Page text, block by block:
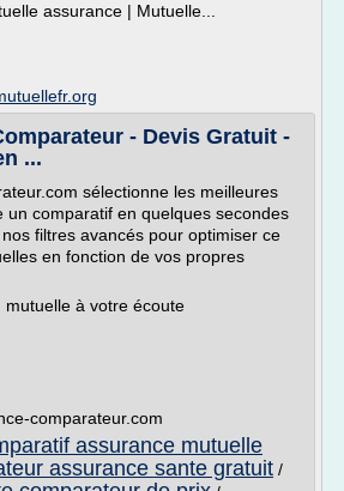
assurance | Mutuelle...
- Devis Gratuit -
...
sélectionne les meilleures
un comparatif en quelques secondes
filtres avancés pour optimiser ce
en fonction de vos propres
mutuelle à votre écoute
comparateur.com
assurance mutuelle
assurance sante gratuit /